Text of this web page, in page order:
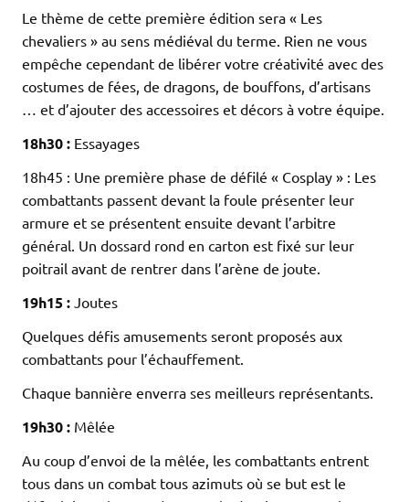
Le thème de cette première édition sera « Les
chevaliers » au sens médiéval du terme. Rien ne vous
empêche cependant de libérer votre créativité avec des
costumes de fées, de dragons, de bouffons, d’artisans
… et d’ajouter des accessoires et décors à votre équipe.
18h30 : Essayages
18h45 : Une première phase de défilé « Cosplay » : Les
combattants passent devant la foule présenter leur
armure et se présentent ensuite devant l’arbitre
général. Un dossard rond en carton est fixé sur leur
poitrail avant de rentrer dans l’arène de joute.
19h15 : Joutes
Quelques défis amusements seront proposés aux
combattants pour l’échauffement.
Chaque bannière enverra ses meilleurs représentants.
19h30 : Mêlée
Au coup d’envoi de la mêlée, les combattants entrent
tous dans un combat tous azimuts où se but est le